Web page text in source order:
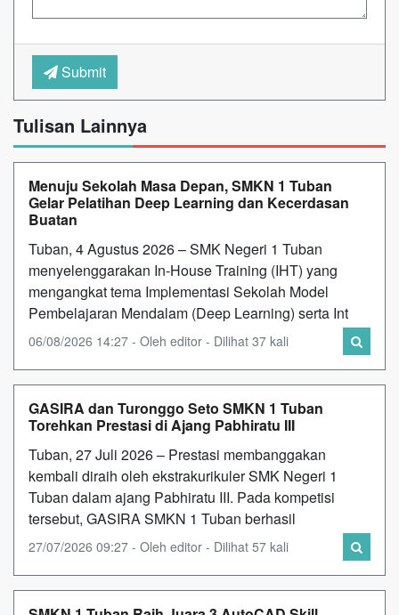
Submit
Tulisan Lainnya
Menuju Sekolah Masa Depan, SMKN 1 Tuban
Gelar Pelatihan Deep Learning dan Kecerdasan
Buatan
Tuban, 4 Agustus 2026 – SMK Negeri 1 Tuban
menyelenggarakan In-House Training (IHT) yang
mengangkat tema Implementasi Sekolah Model
Pembelajaran Mendalam (Deep Learning) serta Int
06/08/2026 14:27 - Oleh editor - Dilihat 37 kali
GASIRA dan Turonggo Seto SMKN 1 Tuban
Torehkan Prestasi di Ajang Pabhiratu III
Tuban, 27 Juli 2026 – Prestasi membanggakan
kembali diraih oleh ekstrakurikuler SMK Negeri 1
Tuban dalam ajang Pabhiratu III. Pada kompetisi
tersebut, GASIRA SMKN 1 Tuban berhasil
27/07/2026 09:27 - Oleh editor - Dilihat 57 kali